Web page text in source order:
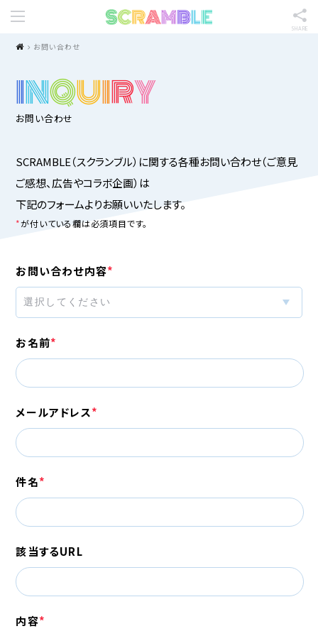
SHARE
お問い合わせ
INQUIRY
お問い合わせ
SCRAMBLE（スクランブル）に関する各種お問い合わせ（ご意見
ご感想、広告やコラボ企画）は
下記のフォームよりお願いいたします。
が付いている欄は必須項目です。
お問い合わせ内容
お名前
メールアドレス
件名
該当するURL
内容